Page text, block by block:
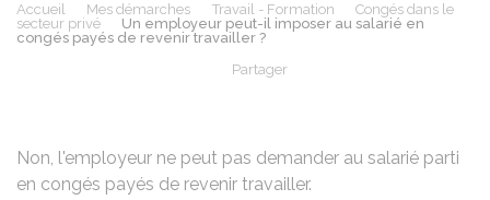
Accueil Mes démarches Travail - Formation
Congés dans le
secteur privé
Un employeur peut-il imposer au salarié en
congés payés de revenir travailler ?
Partager
Non, l'employeur ne peut pas demander au salarié parti
en congés payés de revenir travailler.